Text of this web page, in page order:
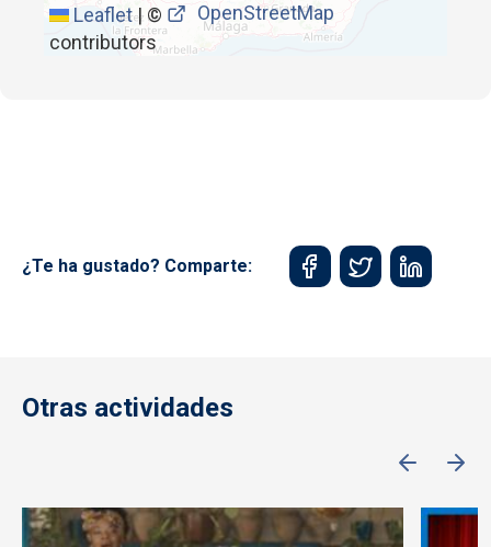
Leaflet|©
OpenStreetMap
contributors
¿Te ha gustado? Comparte:
Otras actividades